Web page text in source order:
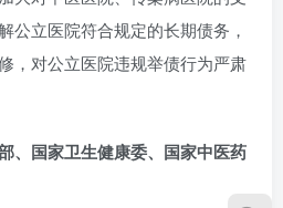
公立医院符合规定的长期债务，
，对公立医院违规举债行为严肃
、国家卫生健康委、国家中医药